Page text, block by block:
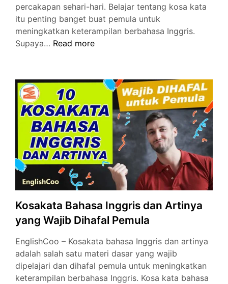
percakapan sehari-hari. Belajar tentang kosa kata
itu penting banget buat pemula untuk
meningkatkan keterampilan berbahasa Inggris.
Supaya… Kosakata
Inggris
dan
Artinya
Paling
Sering
Digunakan
Read more
Kosakata Bahasa Inggris dan Artinya
yang Wajib Dihafal Pemula
EnglishCoo – Kosakata bahasa Inggris dan artinya
adalah salah satu materi dasar yang wajib
dipelajari dan dihafal pemula untuk meningkatkan
keterampilan berbahasa Inggris. Kosa kata bahasa